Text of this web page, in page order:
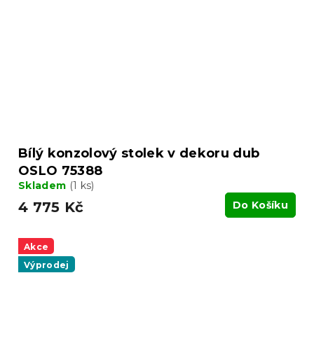
Bílý konzolový stolek v dekoru dub
OSLO 75388
Skladem (1 ks)
4 775 Kč Do Košíku
Akce
Výprodej